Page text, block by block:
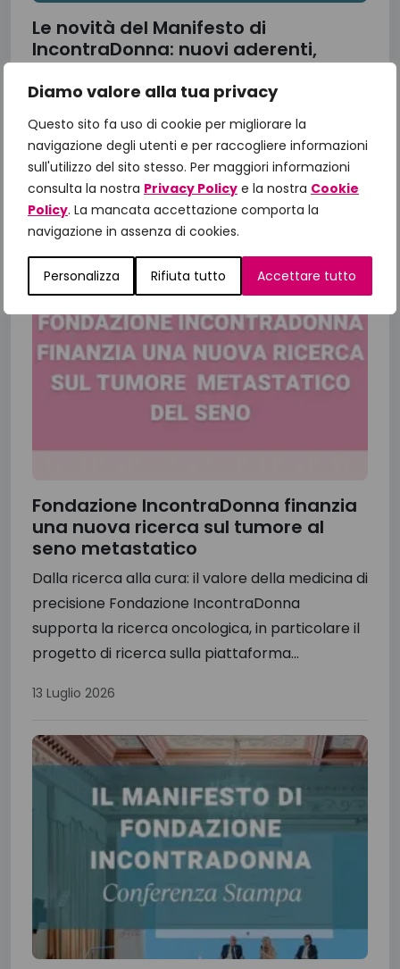
Diamo valore alla tua privacy
Questo sito fa uso di cookie per migliorare la
navigazione degli utenti e per raccogliere informazioni
sull'utilizzo del sito stesso. Per maggiori informazioni
consulta la nostra Privacy Policy e la nostra Cookie
Policy. La mancata accettazione comporta la
navigazione in assenza di cookies.
Personalizza Rifiuta tutto Accettare tutto
Le novità del Manifesto di
IncontraDonna: nuovi aderenti,
primi risultati e priorità per il futuro
L’impegno di Fondazione IncontraDonna
continua e con esso arrivano i primi risultati di
tanto lavoro. In particolare vediamo insieme le
novità del Manifesto 2025-2027 che...
16 Luglio 2026
Fondazione IncontraDonna finanzia
una nuova ricerca sul tumore al
seno metastatico
Dalla ricerca alla cura: il valore della medicina di
precisione Fondazione IncontraDonna
supporta la ricerca oncologica, in particolare il
progetto di ricerca sulla piattaforma...
13 Luglio 2026